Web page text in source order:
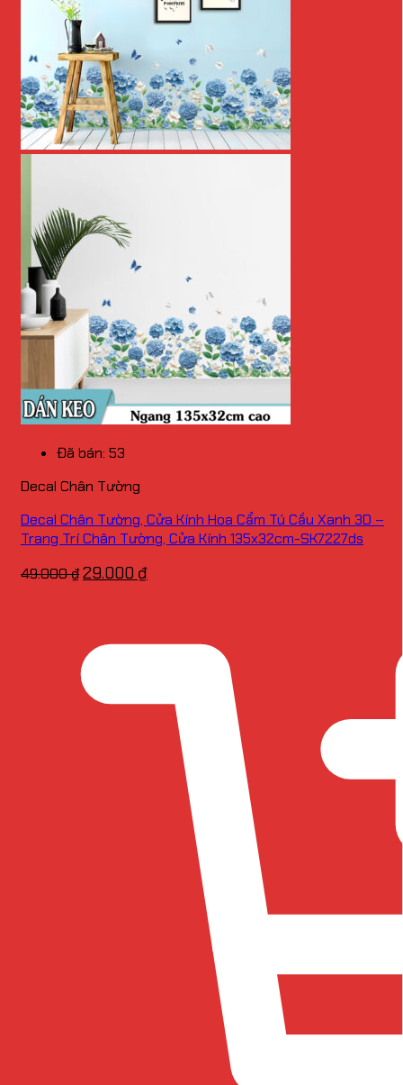
Đã bán: 53
Decal Chân Tường
Decal Chân Tường, Cửa Kính Hoa Cẩm Tú Cầu Xanh 3D –
Trang Trí Chân Tường, Cửa Kính 135x32cm-SK7227ds
49.000₫Giá
29.000 ₫Giá
29.000 ₫.